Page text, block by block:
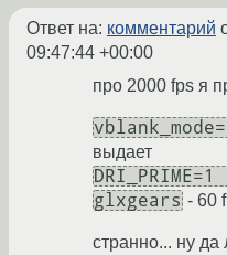
Ответ на: комментарий
09:47:44 +00:00
про 2000 fps я
выдает
glxgears - 60
странно... ну